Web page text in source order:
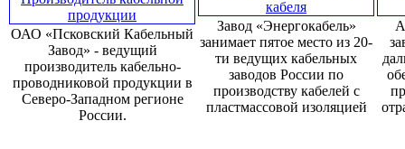
ОАО «Псковский Кабельный
Завод» - ведущий
производитель кабельно-
проводниковой продукции в
Северо-Западном регионе
России.
Завод «Энергокабель»
занимает пятое место из 20-
ти ведущих кабельных
заводов России по
производству кабелей с
пластмассовой изоляцией